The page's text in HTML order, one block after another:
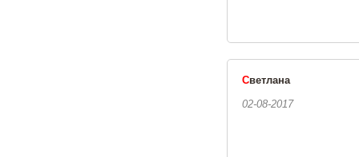
Светлана
02-08-2017